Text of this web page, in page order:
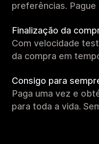
preferências. Pague
Finalização da
Com velocidade
da compra em
Consigo para
Paga uma vez e
para toda a vida.